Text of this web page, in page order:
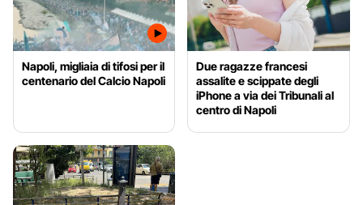
Napoli, migliaia di tifosi per il
centenario del Calcio Napoli
Due ragazze francesi
assalite e scippate degli
iPhone a via dei Tribunali al
centro di Napoli